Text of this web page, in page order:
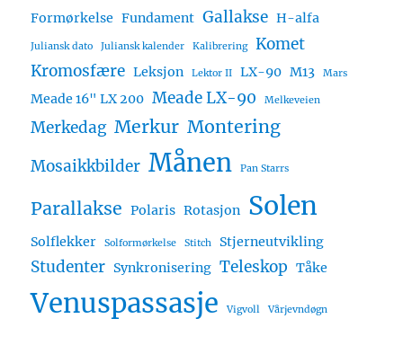
Formørkelse Fundament Gallakse H-alfa
Juliansk dato Juliansk kalender Kalibrering
Komet
Kromosfære Leksjon Lektor II LX-90 M13 Mars
Meade 16" LX 200 Meade LX-90 Melkeveien
Merkedag Merkur Montering
Mosaikkbilder Månen Pan Starrs
Parallakse Polaris Rotasjon Solen
Solflekker Solformørkelse Stitch Stjerneutvikling
Studenter Synkronisering Teleskop Tåke
Venuspassasje Vigvoll Vårjevndøgn